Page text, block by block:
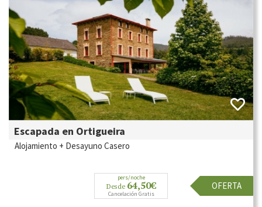
Escapada en Ortigueira
Alojamiento + Desayuno Casero
pers/noche
Desde 64,50€
Cancelación Gratis
OFERTA